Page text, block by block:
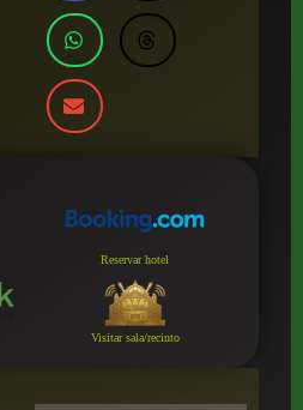
Reservar hotel
Visitar sala/recinto